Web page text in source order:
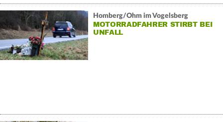
Homberg/Ohm im Vogelsberg
MOTORRADFAHRER STIRBT BEI
UNFALL